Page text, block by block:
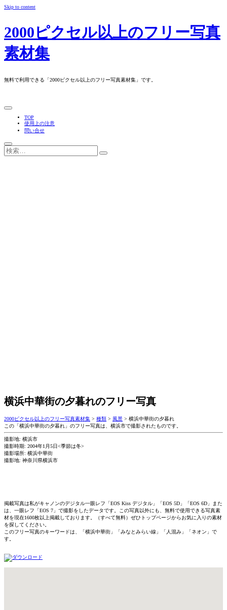
Skip to content
2000ピクセル以上のフリー写真
素材集
無料で利用できる「2000ピクセル以上のフリー写真素材集」です。
TOP
使用上の注意
問い合せ
横浜中華街の夕暮れのフリー写真
2000ピクセル以上のフリー写真素材集 > 種類 > 風景 > 横浜中華街の夕暮れ
この「横浜中華街の夕暮れ」のフリー写真は、横浜市で撮影されたものです。
撮影地: 横浜市
撮影時期: 2004年1月5日<季節は冬>
撮影場所: 横浜中華街
撮影地: 神奈川県横浜市
掲載写真は私がキャノンのデジタル一眼レフ「EOS Kiss デジタル」「EOS 5D」「EOS 6D」また
は、一眼レフ「EOS 7」で撮影をしたデータです。この写真以外にも、無料で使用できる写真素
材を現在1600枚以上掲載しております。（すべて無料）ぜひトップページからお気に入りの素材
を探してください。
このフリー写真のキーワードは、「横浜中華街」「みなとみらい線」「人混み」「ネオン」で
す。